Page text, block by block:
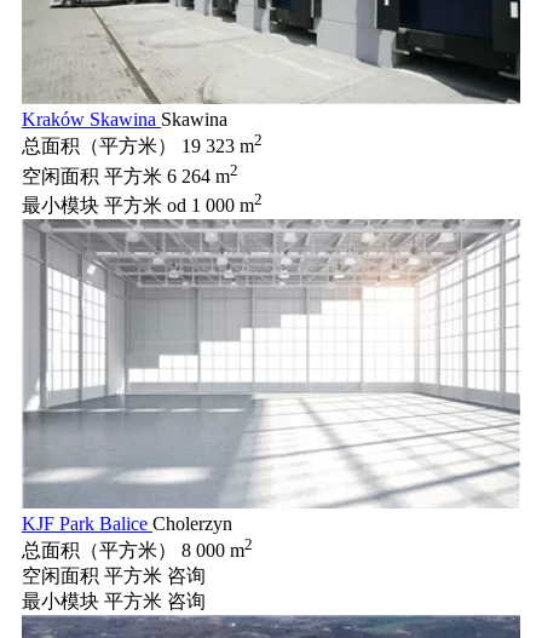
Kraków Skawina Skawina
总面积（平方米）
19 323 m2
空闲面积 平方米 6 264 m2
最小模块 平方米 od 1 000 m2
KJF Park Balice Cholerzyn
总面积（平方米）
8 000 m2
空闲面积 平方米 咨询
最小模块 平方米 咨询